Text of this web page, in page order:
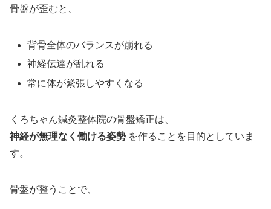
骨盤が歪むと、
背骨全体のバランスが崩れる
神経伝達が乱れる
常に体が緊張しやすくなる
くろちゃん鍼灸整体院の骨盤矯正は、
神経が無理なく働ける姿勢 を作ることを目的としていま
す。
骨盤が整うことで、